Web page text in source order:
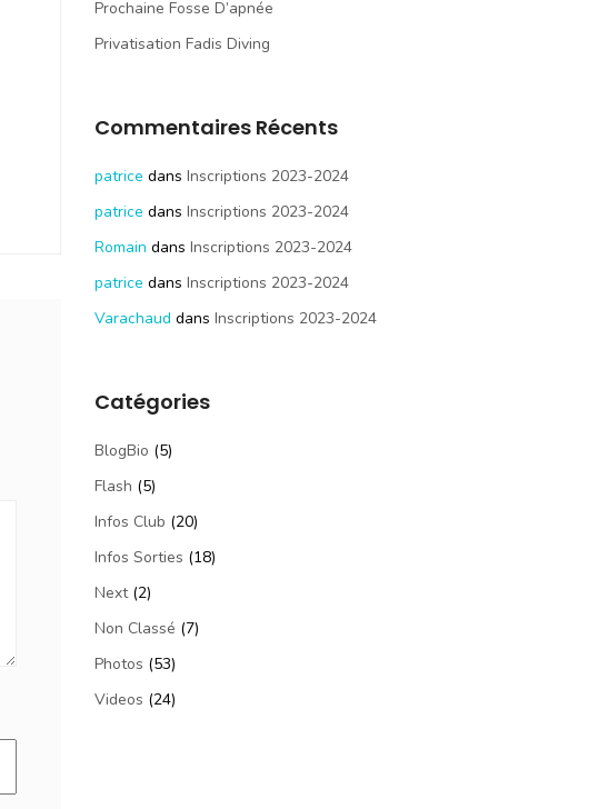
Prochaine Fosse D’apnée
Privatisation Fadis Diving
Commentaires Récents
patrice dans Inscriptions 2023-2024
patrice dans Inscriptions 2023-2024
Romain dans Inscriptions 2023-2024
patrice dans Inscriptions 2023-2024
Varachaud dans Inscriptions 2023-2024
Catégories
BlogBio (5)
Flash (5)
Infos Club (20)
Infos Sorties (18)
Next(2)
Non Classé (7)
Photos (53)
Videos (24)